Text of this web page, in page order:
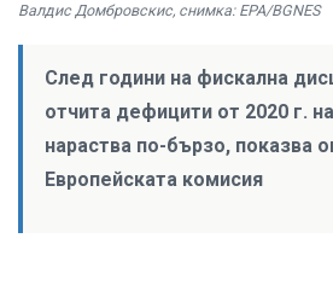
Валдис Домбровскис, снимка: EPA/BGNES
След години на фискална
отчита дефицити от 2020 г.
нараства по-бързо, показва
Европейската комисия